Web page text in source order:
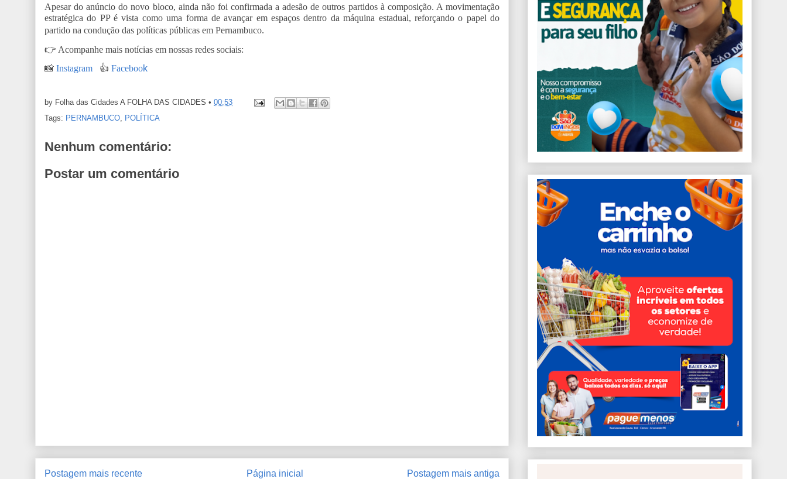
Apesar do anúncio do novo bloco, ainda não foi confirmada a adesão de outros partidos à composição. A movimentação
estratégica do PP é vista como uma forma de avançar em espaços dentro da máquina estadual, reforçando o papel do
partido na condução das políticas públicas em Pernambuco.
👉 Acompanhe mais notícias em nossas redes sociais:
📸 Instagram 👍 Facebook
by Folha das Cidades A FOLHA DAS CIDADES • 00:53
Tags: PERNAMBUCO, POLÍTICA
Nenhum comentário:
Postar um comentário
Postagem mais recente Postagem mais antiga
Página inicial